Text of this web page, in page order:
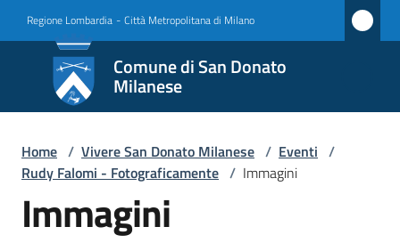
Regione Lombardia - Città Metropolitana di Milano
Comune di San Donato
Milanese
Comune
di San
Donato
Milanese
Amministrazione
Home / Vivere San Donato Milanese / Eventi /
Rudy Falomi - Fotograficamente / Immagini
Immagini